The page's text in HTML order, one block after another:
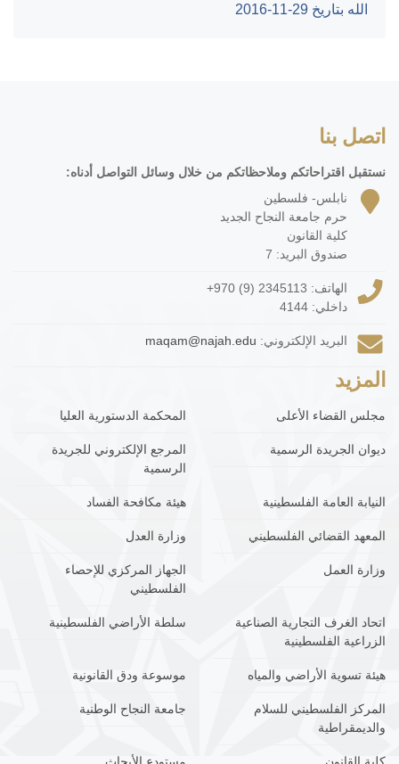
الله بتاريخ ‎2016-11-29‏
اتصل بنا
نستقبل اقتراحاتكم وملاحظاتكم من خلال وسائل التواصل أدناه:
نابلس- فلسطين
حرم جامعة النجاح الجديد
كلية القانون
صندوق البريد: 7
الهاتف: +970 (9) 2345113
داخلي: 4144
البريد الإلكتروني: maqam@najah.edu
المزيد
مجلس القضاء الأعلى المحكمة الدستورية العليا
ديوان الجريدة الرسمية
المرجع الإلكتروني للجريدة
الرسمية
النيابة العامة الفلسطينية هيئة مكافحة الفساد
المعهد القضائي الفلسطيني وزارة العدل
وزارة العمل
الجهاز المركزي للإحصاء
الفلسطيني
اتحاد الغرف التجارية الصناعية
الزراعية الفلسطينية
سلطة الأراضي الفلسطينية
هيئة تسوية الأراضي والمياه موسوعة ودق القانونية
المركز الفلسطيني للسلام
والديمقراطية
جامعة النجاح الوطنية
كلية القانون مستودع الأبحاث